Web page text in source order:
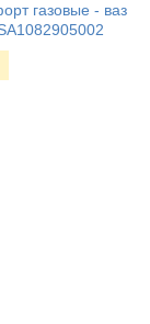
газовые - ваз